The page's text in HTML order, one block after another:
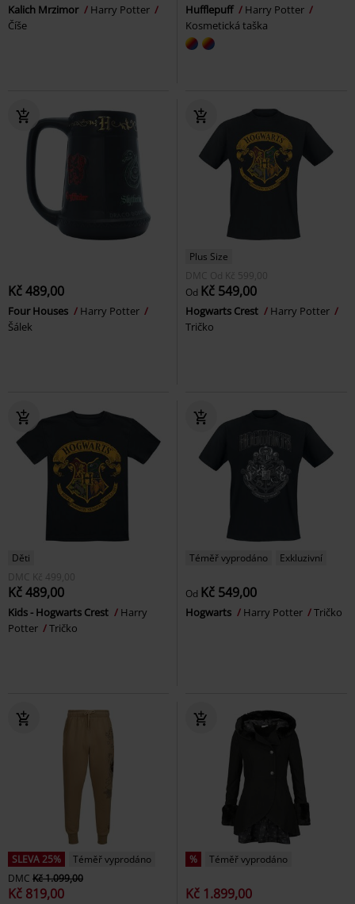
Kalich Mrzimor
Harry Potter
Číše
Hufflepuff
Harry Potter
Kosmetická taška
Kč 489,00
Four Houses
Harry Potter
Šálek
Plus Size
DMC Od Kč 599,00
Od Kč 549,00
Hogwarts Crest
Harry Potter
Tričko
Děti
DMC
Kč 499,00
Kč 489,00
Kids - Hogwarts Crest
Harry
Potter
Tričko
Téměř vyprodáno Exkluzivní
Od Kč 549,00
Hogwarts Harry Potter Tričko
SLEVA 25%
Téměř vyprodáno
DMC Kč 1.099,00
Kč 819,00
% Téměř vyprodáno
Kč 1.899,00